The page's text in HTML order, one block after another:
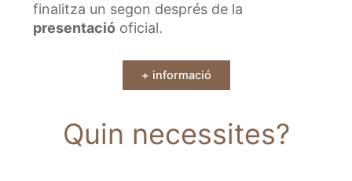
finalitza un segon després de la
presentacióoficial.
+ informació
Quin necessites?